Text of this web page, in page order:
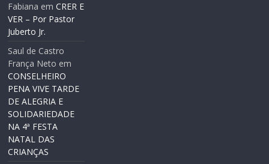
Fabiana emCRER E
VER – Por Pastor
Juberto Jr.
Saul de Castro
França Neto em
CONSELHEIRO
PENA VIVE TARDE
DE ALEGRIA E
SOLIDARIEDADE
NA 4ª FESTA
NATAL DAS
CRIANÇAS